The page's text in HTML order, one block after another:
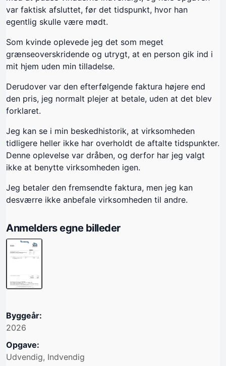
var faktisk afsluttet, før det tidspunkt, hvor han
egentlig skulle være mødt.
Som kvinde oplevede jeg det som meget
grænseoverskridende og utrygt, at en person gik ind i
mit hjem uden min tilladelse.
Derudover var den efterfølgende faktura højere end
den pris, jeg normalt plejer at betale, uden at det blev
forklaret.
Jeg kan se i min beskedhistorik, at virksomheden
tidligere heller ikke har overholdt de aftalte tidspunkter.
Denne oplevelse var dråben, og derfor har jeg valgt
ikke at benytte virksomheden igen.
Jeg betaler den fremsendte faktura, men jeg kan
desværre ikke anbefale virksomheden til andre.
Anmelders egne billeder
Byggeår:
2026
Opgave:
Udvendig, Indvendig